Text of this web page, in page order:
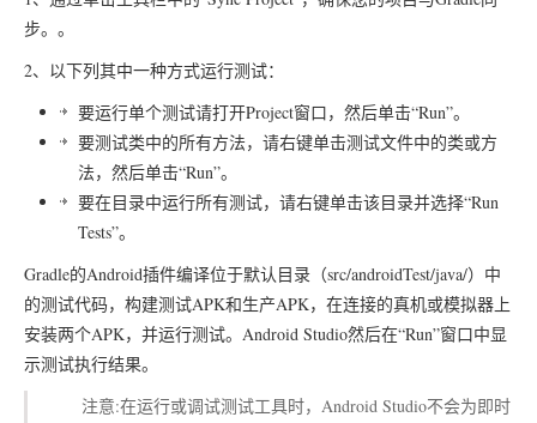
步。。
2、以下列其中一种方式运行测试：
要运行单个测试请打开Project窗口，然后单击“Run”。
要测试类中的所有方法，请右键单击测试文件中的类或方
法，然后单击“Run”。
要在目录中运行所有测试，请右键单击该目录并选择“Run
Tests”。
Gradle的Android插件编译位于默认目录（src/androidTest/java/）中
的测试代码，构建测试APK和生产APK，在连接的真机或模拟器上
安装两个APK，并运行测试。Android Studio然后在“Run”窗口中显
示测试执行结果。
注意:在运行或调试测试工具时，Android Studio不会为即时